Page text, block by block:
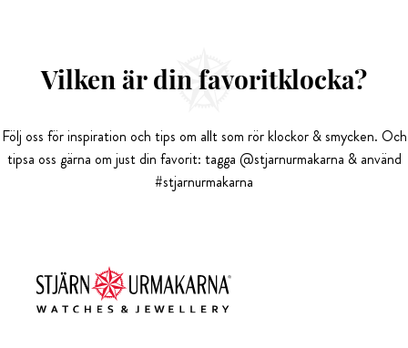
Vilken är din favoritklocka?
Följ oss för inspiration och tips om allt som rör klockor & smycken. Och
tipsa oss gärna om just din favorit: tagga @stjarnurmakarna & använd
#stjarnurmakarna